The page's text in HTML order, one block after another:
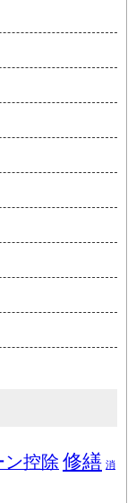
ン控除 修繕 消